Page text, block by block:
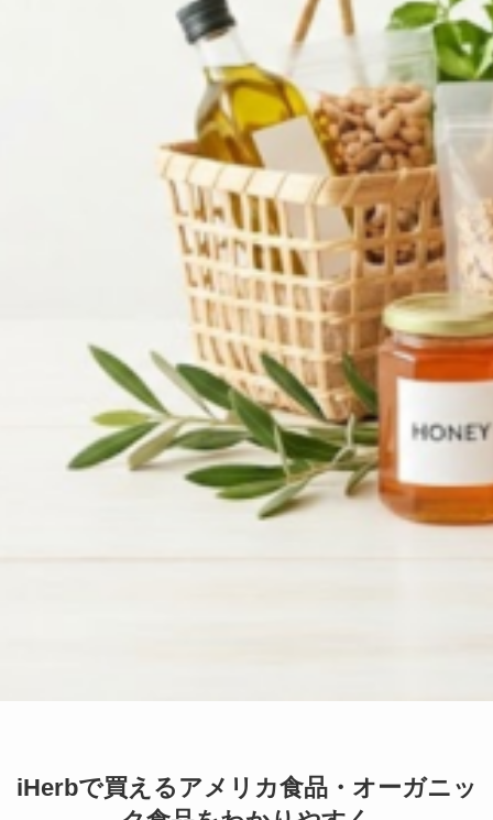
iHerbで買えるアメリカ食品・オーガニッ